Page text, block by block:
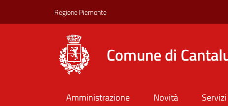
Regione Piemonte
Comune di
Amministrazione Novità Servizi